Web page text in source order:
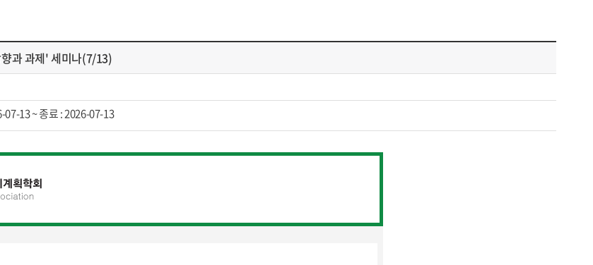
과 과제' 세미나(7/13)
13 ~ 종료 : 2026-07-13